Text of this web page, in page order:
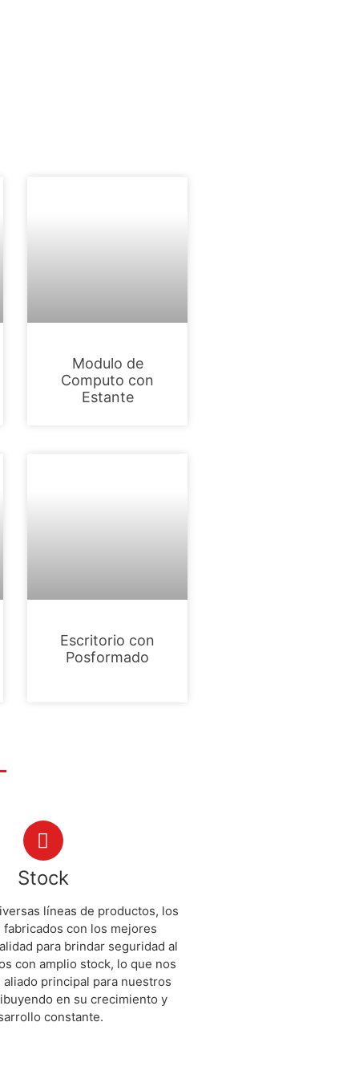
Modulo de
Computo con
Estante
Escritorio con
Posformado
Stock
líneas de productos, los
fabricados con los mejores
para brindar seguridad al
con amplio stock, lo que nos
principal para nuestros
en su crecimiento y
constante.